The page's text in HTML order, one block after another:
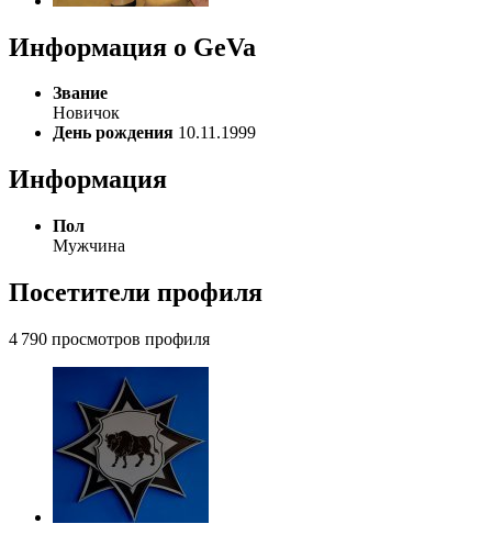
Информация о GeVa
Звание
Новичок
День рождения 10.11.1999
Информация
Пол
Мужчина
Посетители профиля
4 790 просмотров профиля